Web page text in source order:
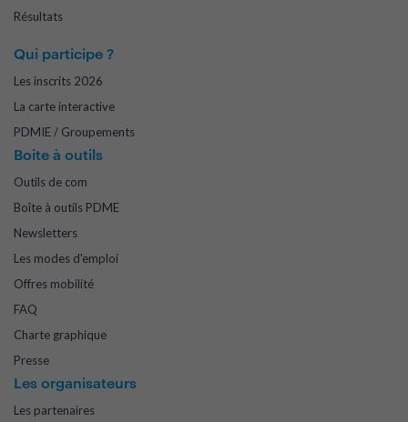
Résultats
Qui participe ?
Les inscrits 2026
La carte interactive
PDMIE / Groupements
Boite à outils
Outils de com
Boîte à outils PDME
Newsletters
Les modes d'emploi
Offres mobilité
FAQ
Charte graphique
Presse
Les organisateurs
Les partenaires